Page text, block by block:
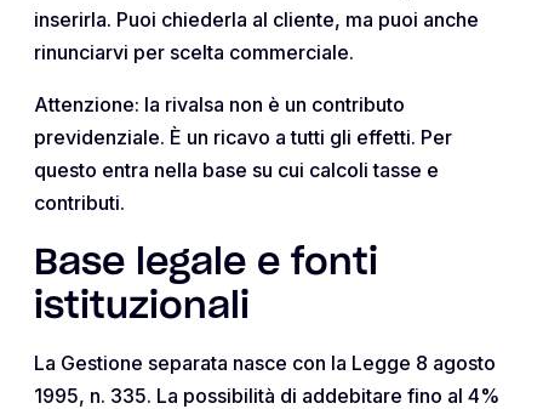
inserirla. Puoi chiederla al cliente, ma puoi anche
rinunciarvi per scelta commerciale.
Attenzione: la rivalsa non è un contributo
previdenziale. È un ricavo a tutti gli effetti. Per
questo entra nella base su cui calcoli tasse e
contributi.
Base legale e fonti
istituzionali
La Gestione separata nasce con la Legge 8 agosto
1995, n. 335. La possibilità di addebitare fino al 4%